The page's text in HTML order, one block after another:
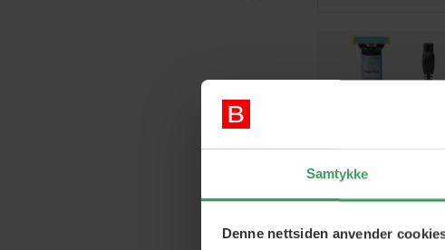
Samtykke
Denne nettsiden anvender
Philips OneBlade